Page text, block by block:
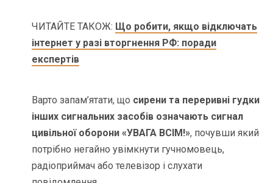
ЧИТАЙТЕ ТАКОЖ: Що робити, якщо відключать
інтернет у разі вторгнення РФ: поради
експертів
Варто запам’ятати, що сирени та переривні гудки
інших сигнальних засобів означають сигнал
цивільної оборони «УВАГА ВСІМ!», почувши який
потрібно негайно увімкнути гучномовець,
радіоприймач або телевізор і слухати